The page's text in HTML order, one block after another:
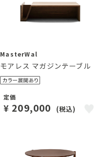
MasterWal
モアレス マガジンテーブル
定価
¥ 209,000 (税込)